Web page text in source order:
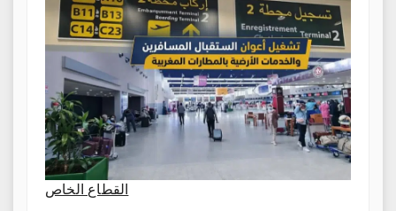
القطاع الخاص